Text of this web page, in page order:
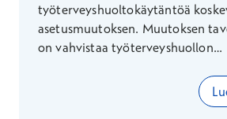
työterveyshuoltokäytäntöä
asetusmuutoksen. Muutoksen
on vahvistaa työterveyshuollon
työpaikan ja työterveyden välistä
yhteistyötä. Muutos kirkastaa